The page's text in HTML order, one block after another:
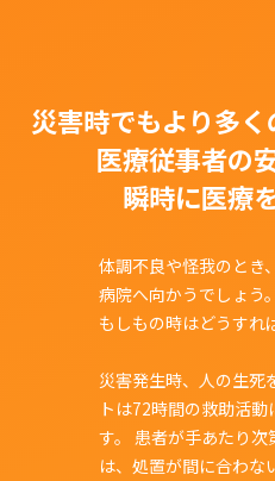
災害時でもより多く
医療従事者の
瞬時に医療
体調不良や怪我のとき
病院へ向かうでしょう。
もしもの時はどうすれ
災害発生時、人の生死
トは72時間の救助活
す。
患者が手あたり次
は、処置が間に合わな